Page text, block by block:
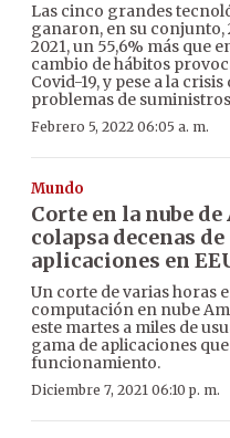
Las cinco grandes
ganaron, en su conjunto,
2021, un 55,6% más que
cambio de hábitos
Covid-19, y pese a la
problemas de
Febrero 5, 2022 06:05 a. m.
Mundo
Corte en la nube de
colapsa decenas de
aplicaciones en
Un corte de varias horas
computación en nube
este martes a miles de
gama de aplicaciones
funcionamiento.
Diciembre 7, 2021 06:10 p. m.